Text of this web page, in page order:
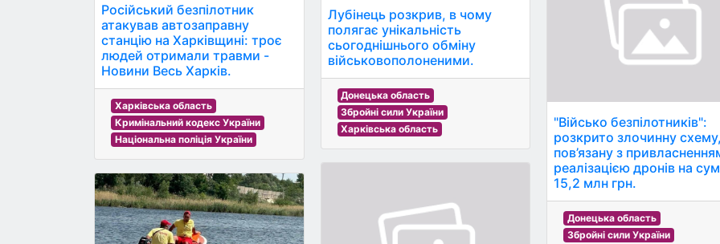
Російський безпілотник
атакував автозаправну
станцію на Харківщині: троє
людей отримали травми -
Новини Весь Харків.
Харківська область
Кримінальний кодекс України
Національна поліція України
Лубінець розкрив, в чому
полягає унікальність
сьогоднішнього обміну
військовополоненими.
Донецька область
Збройні сили України
Харківська область
"Військо безпілотників":
розкрито злочинну
пов’язану з
реалізацією дронів на
15,2 млн грн.
Донецька область
Збройні сили України